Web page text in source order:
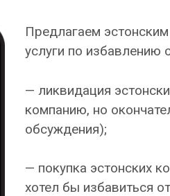
Предлагаем
услуги по избавлению
— ликвидация
компанию, но
обсуждения);
— покупка эстонских
хотел бы избавиться